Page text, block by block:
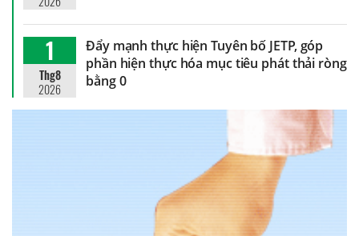
1
Thg8
2026
Đẩy mạnh thực hiện Tuyên bố JETP, góp
phần hiện thực hóa mục tiêu phát thải ròng
bằng 0